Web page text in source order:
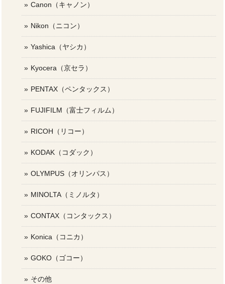
Canon（キャノン）
Nikon（ニコン）
Yashica（ヤシカ）
Kyocera（京セラ）
PENTAX（ペンタックス）
FUJIFILM（富士フィルム）
RICOH（リコー）
KODAK（コダック）
OLYMPUS（オリンパス）
MINOLTA（ミノルタ）
CONTAX（コンタックス）
Konica（コニカ）
GOKO（ゴコー）
その他